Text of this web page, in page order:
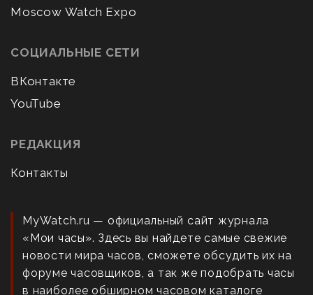
Moscow Watch Expo
СОЦИАЛЬНЫЕ СЕТИ
ВКонтакте
YouTube
РЕДАКЦИЯ
Контакты
MyWatch.ru — официальный сайт журнала
«Мои часы». Здесь вы найдете самые свежие
новости мира часов, сможете обсудить их на
форуме часовщиков, а так же подобрать часы
в наиболее обширном часовом каталоге